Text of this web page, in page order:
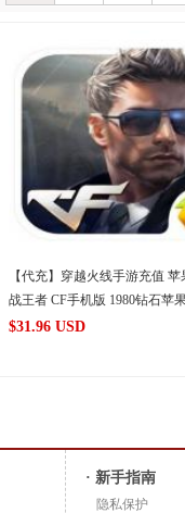
【代充】穿越火线手游充值
战王者 CF手机版 1980钻石苹
值
$31.96 USD
· 新手指南
隐私保护